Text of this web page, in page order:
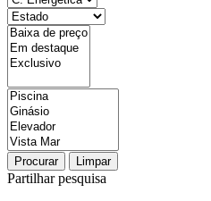
Procurar Limpar
Partilhar pesquisa